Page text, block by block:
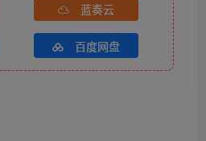
蓝奏云
百度网盘